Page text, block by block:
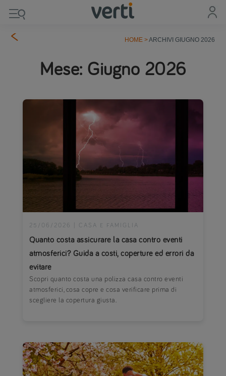
HOME>ARCHIVI GIUGNO 2026
Mese: Giugno 2026
Quanto costa assicurare la casa contro eventi
atmosferici? Guida a costi, coperture ed errori da
evitare
25/06/2026 CASA E FAMIGLIA
Scopri quanto costa una polizza casa contro eventi
atmosferici, cosa copre e cosa verificare prima di
scegliere la copertura giusta.